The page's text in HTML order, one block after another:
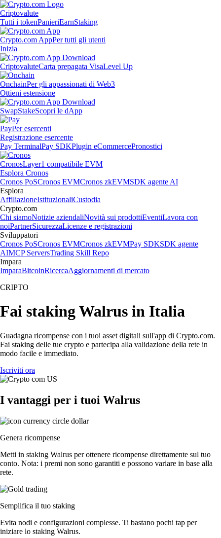
Criptovalute
Tutti i tokenPanieriEarnStaking
Crypto.com AppPer tutti gli utenti
Inizia
CriptovaluteCarta prepagata VisaLevel Up
OnchainPer gli appassionati di Web3
Ottieni estensione
SwapStakeScopri le dApp
PayPer esercenti
Registrazione esercente
Pay TerminalPay SDKPlugin eCommercePronostici
CronosLayer1 compatibile EVM
Esplora Cronos
Cronos PoSCronos EVMCronos zkEVMSDK agente AI
Esplora
AffiliazioneIstituzionaliCustodia
Crypto.com
Chi siamoNotizie aziendaliNovità sui prodottiEventiLavora con
noiPartnerSicurezzaLicenze e registrazioni
Sviluppatori
Cronos PoSCronos EVMCronos zkEVMPay SDKSDK agente
AIMCP ServersTrading Skill Repo
Impara
ImparaBitcoinRicercaAggiornamenti di mercato
CRIPTO
Fai staking Walrus in Italia
Guadagna ricompense con i tuoi asset digitali sull'app di Crypto.com.
Fai staking delle tue crypto e partecipa alla validazione della rete in
modo facile e immediato.
Iscriviti ora
I vantaggi per i tuoi Walrus
Genera ricompense
Metti in staking Walrus per ottenere ricompense direttamente sul tuo
conto. Nota: i premi non sono garantiti e possono variare in base alla
rete.
Semplifica il tuo staking
Evita nodi e configurazioni complesse. Ti bastano pochi tap per
iniziare lo staking Walrus.